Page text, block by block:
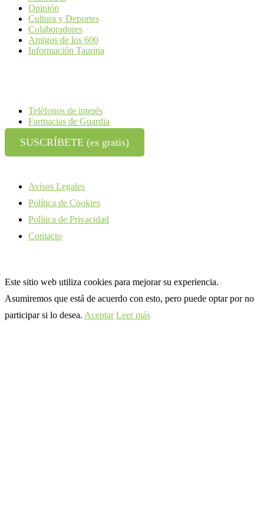
Opinión
Cultura y Deportes
Colaboradores
Amigos de los 600
Información Taurina
Teléfonos de interés
Farmacias de Guardia
SUSCRÍBETE (es gratis)
Avisos Legales
Política de Cookies
Política de Privacidad
Contacto
Este sitio web utiliza cookies para mejorar su experiencia.
Asumiremos que está de acuerdo con esto, pero puede optar por no
participar si lo desea. Aceptar Leer más